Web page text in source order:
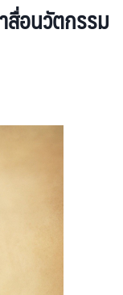
สื่อนวัตกรรม